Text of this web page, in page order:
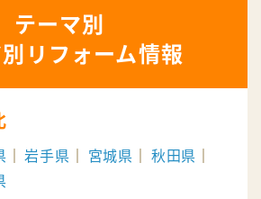
リフォーム情報
岩手県 宮城県
秋田県